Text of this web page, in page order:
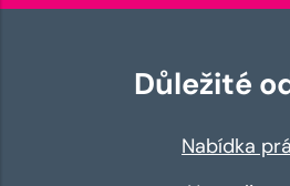
Důležité
Nabídka